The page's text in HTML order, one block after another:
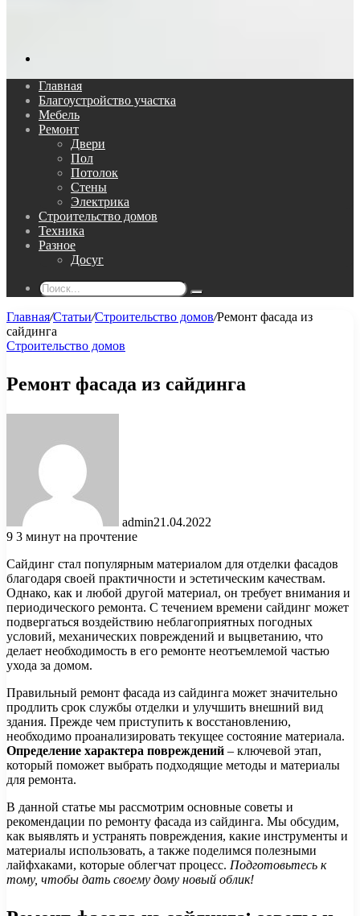
Главная
Благоустройство участка
Мебель
Ремонт
Двери
Пол
Потолок
Стены
Электрика
Строительство домов
Техника
Разное
Досуг
Поиск...
Главная/Статьи/Строительство домов/Ремонт фасада из
сайдинга
Строительство домов
Ремонт фасада из сайдинга
admin21.04.2022
9 3 минут на прочтение
Сайдинг стал популярным материалом для отделки фасадов
благодаря своей практичности и эстетическим качествам.
Однако, как и любой другой материал, он требует внимания и
периодического ремонта. С течением времени сайдинг может
подвергаться воздействию неблагоприятных погодных
условий, механических повреждений и выцветанию, что
делает необходимость в его ремонте неотъемлемой частью
ухода за домом.
Правильный ремонт фасада из сайдинга может значительно
продлить срок службы отделки и улучшить внешний вид
здания. Прежде чем приступить к восстановлению,
необходимо проанализировать текущее состояние материала.
Определение характера повреждений – ключевой этап,
который поможет выбрать подходящие методы и материалы
для ремонта.
В данной статье мы рассмотрим основные советы и
рекомендации по ремонту фасада из сайдинга. Мы обсудим,
как выявлять и устранять повреждения, какие инструменты и
материалы использовать, а также поделимся полезными
лайфхаками, которые облегчат процесс. Подготовьтесь к
тому, чтобы дать своему дому новый облик!